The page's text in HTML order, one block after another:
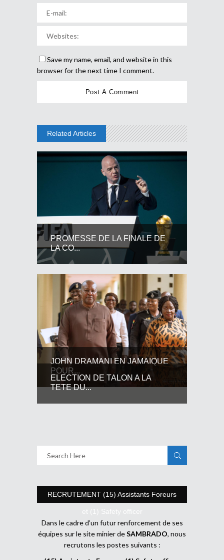
Save my name, email, and website in this
browser for the next time I comment.
Related Articles
PROMESSE DE LA FINALE DE
LA CO...
JOHN DRAMANI EN JAMAIQUE
POUR...
ELECTION DE TALON A LA
TETE DU...
RECRUTEMENT (15) Assistants Foreurs
et (1) Safety officer
Dans le cadre d’un futur renforcement de ses
équipes sur le site minier deSAMBRADO, nous
recrutons les postes suivants :